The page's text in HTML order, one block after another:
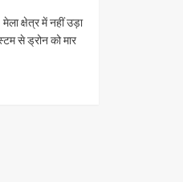
क्षेत्र में नहीं उड़ा
से ड्रोन को मार